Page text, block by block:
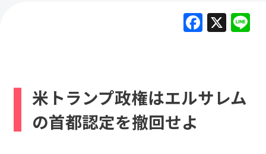
F
b
X
米トランプ政権はエルサレム
の首都認定を撤回せよ